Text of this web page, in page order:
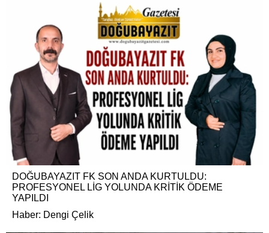
DOĞUBAYAZIT FK SON ANDA KURTULDU:
PROFESYONEL LİG YOLUNDA KRİTİK ÖDEME
YAPILDI
Haber: Dengi Çelik